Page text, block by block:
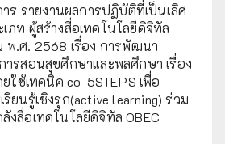
าร รายงานผลการปฏิบัติที่เป็นเลิศ
ภท ผู้สร้างสื่อเทคโนโลยีดิจิทัล
พ.ศ. 2568 เรื่อง การพัฒนา
ารสอนสุขศึกษาและพลศึกษา เรื่อง
ใช้เทคนิค co-5STEPS เพื่อ
ยนรู้เชิงรุก(active learning) ร่วม
สื่อเทคโนโลยีดิจิทัล OBEC